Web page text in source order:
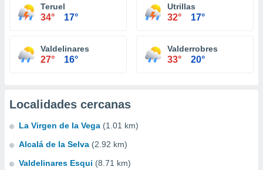
Teruel
34° 17°
Utrillas
32° 17°
Valdelinares
27° 16°
Valderrobres
33° 20°
Localidades cercanas
La Virgen de la Vega (1.01 km)
Alcalá de la Selva (2.92 km)
Valdelinares Esqui (8.71 km)